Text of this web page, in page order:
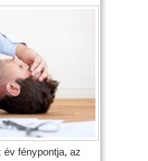
fénypontja, az